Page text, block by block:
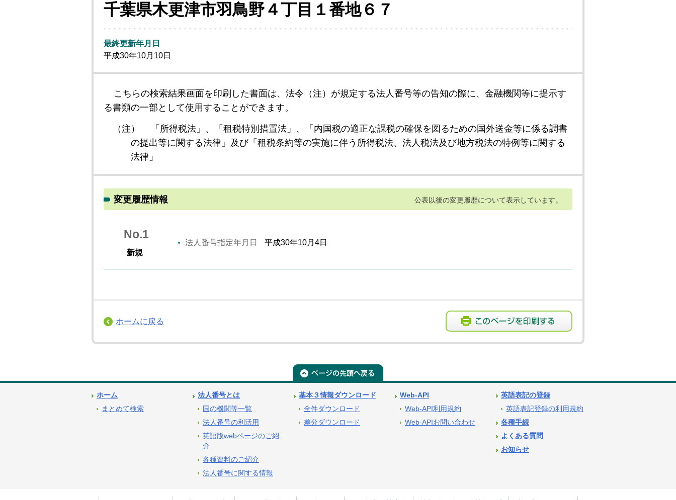
千葉県木更津市羽鳥野４丁目１番地６７
最終更新年月日
平成30年10月10日
こちらの検索結果画面を印刷した書面は、法令（注）が規定する法人番号等の告知の際に、金融機関等に提示す
る書類の一部として使用することができます。
（注）
「所得税法」、「租税特別措置法」、「内国税の適正な課税の確保を図るための国外送金等に係る調書
の提出等に関する法律」及び「租税条約等の実施に伴う所得税法、法人税法及び地方税法の特例等に関する
法律」
変更履歴情報 公表以後の変更履歴について表示しています。
No.1
新規
法人番号指定年月日 平成30年10月4日
ホームに戻る
ホーム
まとめて検索
法人番号とは
国の機関等一覧
法人番号の利活用
英語版webページのご紹
介
各種資料のご紹介
法人番号に関する情報
基本３情報ダウンロード
全件ダウンロード
差分ダウンロード
Web-API
Web-API利用規約
Web-APIお問い合わせ
英語表記の登録
英語表記登録の利用規約
各種手続
よくある質問
お知らせ